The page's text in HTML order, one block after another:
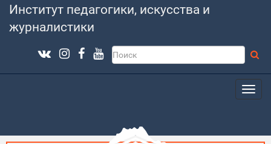
Институт педагогики, искусства и
журналистики